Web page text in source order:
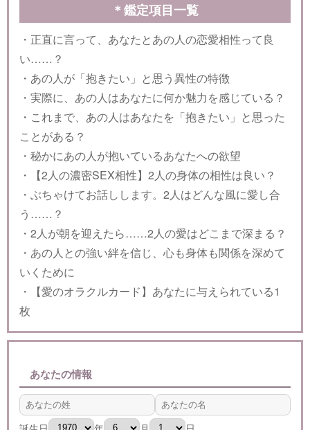
＊鑑定項目一覧
・正直に言って、あなたとあの人の恋愛相性って良
い……？
・あの人が「抱きたい」と思う異性の特徴
・実際に、あの人はあなたに何か魅力を感じている？
・これまで、あの人はあなたを「抱きたい」と思った
ことがある？
・秘かにあの人が抱いているあなたへの欲望
・【2人の濃密SEX相性】2人の身体の相性は良い？
・ぶちゃけてお話しします。2人はどんな風に愛し合
う……？
・2人が朝を迎えたら……2人の愛はどこまで深まる？
・あの人との強い絆を信じ、心も身体も関係を深めて
いくために
・【愛のオラクルカード】あなたに与えられている1
枚
あなたの情報